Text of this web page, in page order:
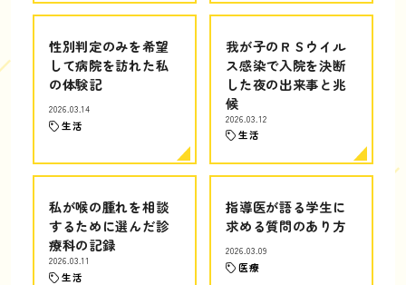
性別判定のみを希望
して病院を訪れた私
の体験記
2026.03.14
生活
我が子のＲＳウイル
ス感染で入院を決断
した夜の出来事と兆
候
2026.03.12
生活
私が喉の腫れを相談
するために選んだ診
療科の記録
2026.03.11
生活
指導医が語る学生に
求める質問のあり方
2026.03.09
医療